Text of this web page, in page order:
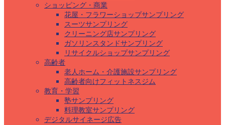
ショッピング・商業
花屋・フラワーショップサンプリング
スーツサンプリング
クリーニング店サンプリング
ガソリンスタンドサンプリング
リサイクルショップサンプリング
高齢者
老人ホーム・介護施設サンプリング
高齢者向けフィットネスジム
教育・学習
塾サンプリング
料理教室サンプリング
デジタルサイネージ広告